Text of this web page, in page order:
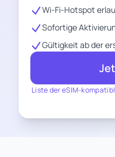
Liste der eSIM-
Wi-Fi-Hotspot
Sofortige
Gültigkeit ab der